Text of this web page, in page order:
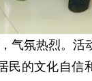
气氛热烈。 活
民的文化自信